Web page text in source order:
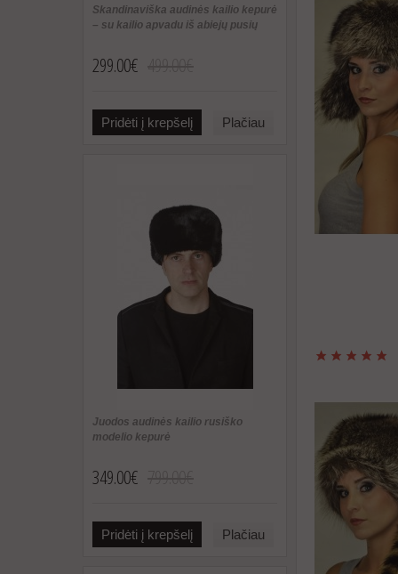
Skandinaviška audinės kailio kepurė
– su kailio apvadu iš abiejų pusių
299.00€
Pridėti į krepšelį Plačiau
Juodos audinės kailio rusiško
modelio kepurė
349.00€
Pridėti į krepšelį Plačiau